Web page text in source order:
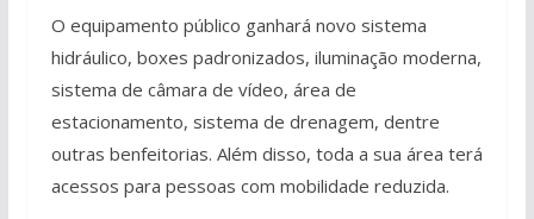
O equipamento público ganhará novo sistema
hidráulico, boxes padronizados, iluminação moderna,
sistema de câmara de vídeo, área de
estacionamento, sistema de drenagem, dentre
outras benfeitorias. Além disso, toda a sua área terá
acessos para pessoas com mobilidade reduzida.